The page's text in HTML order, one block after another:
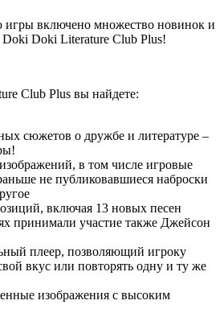
включено множество новинок и
Doki Literature Club Plus!
Club Plus вы найдете:
сюжетов о дружбе и литературе –
в том числе игровые
не публиковавшиеся наброски
включая 13 новых песен
принимали участие также Джейсон
плеер, позволяющий игроку
вкус или повторять одну и ту же
изображения с высоким